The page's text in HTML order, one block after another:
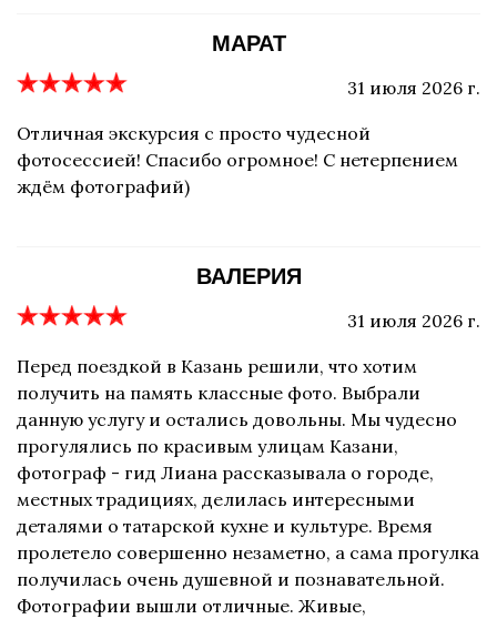
МАРАТ
31 июля 2026 г.
Отличная экскурсия с просто чудесной
фотосессией! Спасибо огромное! С нетерпением
ждём фотографий)
ВАЛЕРИЯ
31 июля 2026 г.
Перед поездкой в Казань решили, что хотим
получить на память классные фото. Выбрали
данную услугу и остались довольны. Мы чудесно
прогулялись по красивым улицам Казани,
фотограф - гид Лиана рассказывала о городе,
местных традициях, делилась интересными
деталями о татарской кухне и культуре. Время
пролетело совершенно незаметно, а сама прогулка
получилась очень душевной и познавательной.
Фотографии вышли отличные. Живые,